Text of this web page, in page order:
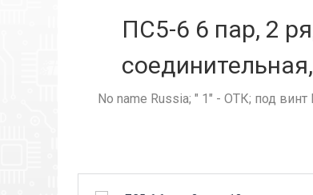
ПС5-6 6 пар, 2
No name Russia; " 1" - ОТК; под